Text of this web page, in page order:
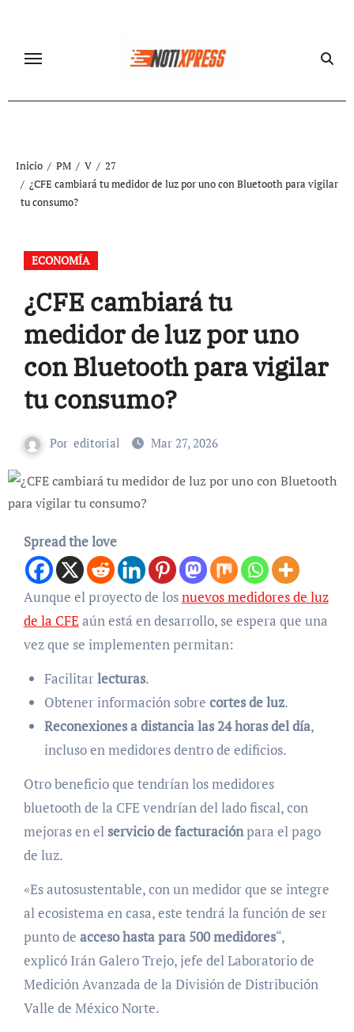
contenido
Inicio PM V
27
¿CFE cambiará tu medidor de luz por uno con Bluetooth para vigilar
tu consumo?
ECONOMÍA
¿CFE cambiará tu
medidor de luz por uno
con Bluetooth para vigilar
tu consumo?
Por editorial Mar 27, 2026
Spread the love
Aunque el proyecto de losnuevos medidores de luz
de la CFE aún está en desarrollo, se espera que una
vez que se implementen permitan:
Facilitarlecturas.
Obtener información sobre cortes de luz.
Reconexiones a distancia las 24 horas del día,
incluso en medidores dentro de edificios.
Otro beneficio que tendrían los medidores
bluetooth de la CFE vendrían del lado fiscal, con
mejoras en el servicio de facturaciónpara el pago
de luz.
«Es autosustentable, con un medidor que se integre
al ecosistema en casa, este tendrá la función de ser
punto de acceso hasta para 500 medidores“,
explicó Irán Galero Trejo, jefe del Laboratorio de
Medición Avanzada de la División de Distribución
Valle de México Norte.